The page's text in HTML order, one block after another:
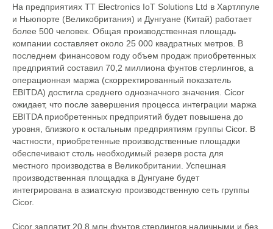
На предприятиях TT Electronics IoT Solutions Ltd в Хартлпуле
и Ньюпорте (Великобритания) и Дунгуане (Китай) работает
более 500 человек. Общая производственная площадь
компании составляет около 25 000 квадратных метров. В
последнем финансовом году объем продаж приобретенных
предприятий составил 70,2 миллиона фунтов стерлингов, а
операционная маржа (скорректированный показатель
EBITDA) достигла среднего однозначного значения. Cicor
ожидает, что после завершения процесса интеграции маржа
EBITDA приобретенных предприятий будет повышена до
уровня, близкого к остальным предприятиям группы Cicor. В
частности, приобретенные производственные площадки
обеспечивают столь необходимый резерв роста для
местного производства в Великобритании. Успешная
производственная площадка в Дунгуане будет
интегрирована в азиатскую производственную сеть группы
Cicor.
Cicor заплатит 20,8 млн фунтов стерлингов наличными и без